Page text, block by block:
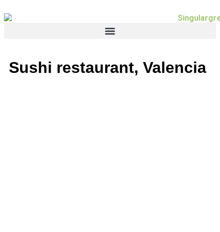
Sushi restaurant, Valencia